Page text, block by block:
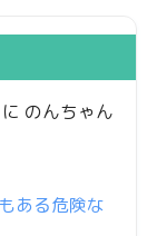
に のんちゃん
ある危険な